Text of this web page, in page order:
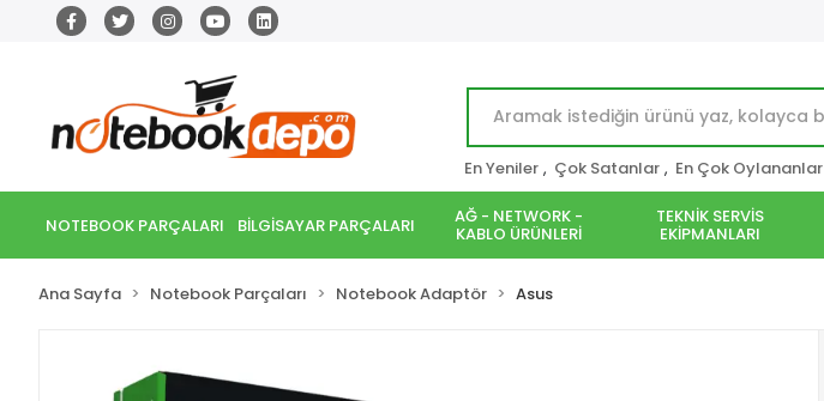
En Yeniler , Çok Satanlar , En Çok Oylananlar
NOTEBOOK PARÇALARI BİLGİSAYAR PARÇALARI AĞ - NETWORK -
KABLO ÜRÜNLERİ
TEKNİK SERVİS
EKİPMANLARI
Ana Sayfa Notebook Parçaları Notebook Adaptör Asus